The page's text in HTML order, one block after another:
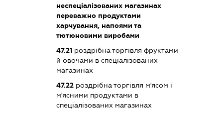
неспеціалізованих магазинах
переважно продуктами
харчування, напоями та
тютюновими виробами
47.21роздрібна торгівля фруктами
й овочами в спеціалізованих
магазинах
47.22роздрібна торгівля м'ясом і
м'ясними продуктами в
спеціалізованих магазинах